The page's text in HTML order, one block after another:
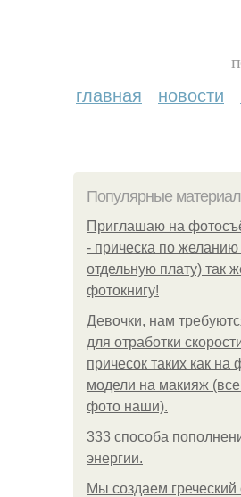
главная новости
Популярные
Приглашаю на
- прическа по желанию
отдельную плату) так
фотокнигу!
Девочки, нам
для отработки
причесок таких как на
модели на макияж
фото наши).
333 способа
энергии.
Мы создаем греческий